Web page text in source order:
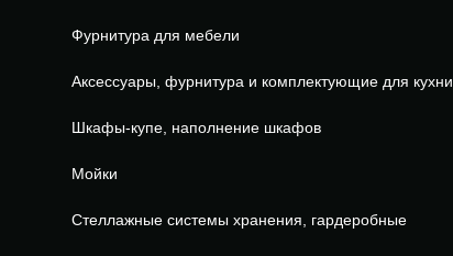
Фурнитура для мебели
Аксессуары, фурнитура и комплектующие для кухни
Шкафы-купе, наполнение шкафов
Мойки
Стеллажные системы хранения, гардеробные